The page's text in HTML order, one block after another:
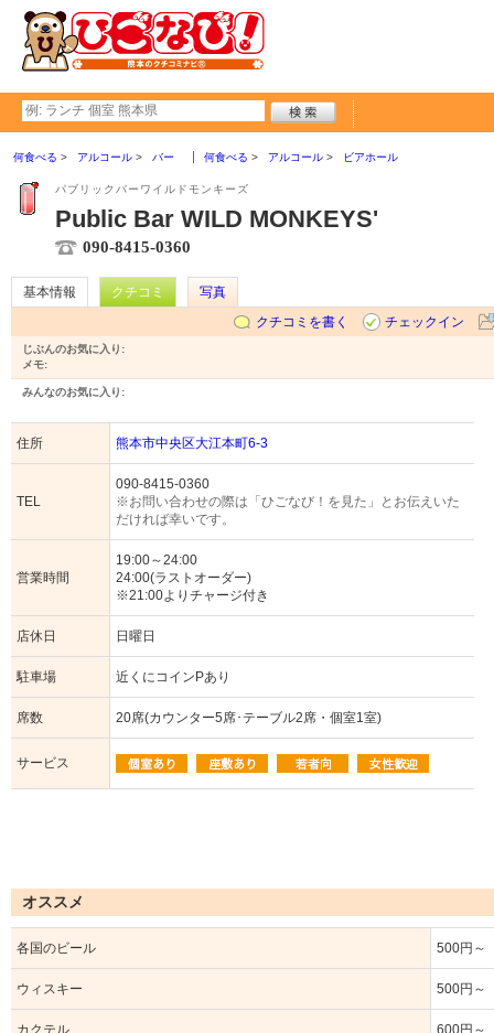
何食べる アルコール バー 何食べる アルコール ビアホール
パブリックバーワイルドモンキーズ
Public Bar WILD MONKEYS'
090-8415-0360
基本情報 クチコミ
写真
クチコミを書く
チェックイン
じぶんのお気に入り:
メモ:
みんなのお気に入り:
住所 熊本市中央区大江本町6-3
TEL
090-8415-0360
※お問い合わせの際は「ひごなび！を見た」とお伝えいた
だければ幸いです。
営業時間
19:00～24:00
24:00(ラストオーダー)
※21:00よりチャージ付き
店休日 日曜日
駐車場 近くにコインPあり
席数 20席(カウンター5席･テーブル2席・個室1室)
サービス
オススメ
各国のビール 500円～
ウィスキー 500円～
カクテル 600円～